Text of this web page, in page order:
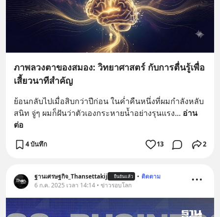
ภาพลวงตาของสมอง: วิทยาศาสตร์ กับการตื่นรู้เพื่อ
เสี้ยวนาทีสำคัญ
ย้อนกลับไปเมื่อสิบกว่าปีก่อน ในค่ำคืนหนึ่งที่ผมกำลังหลับ
สนิท จู่ๆ ผมก็ฝันว่าตัวเองกระหายน้ำอย่างรุนแรง... อ่าน
ต่อ
4 บันทึก 13 2
ฐานเศรษฐกิจ_Thansettakij ยืนยันแล้ว • ติดตาม
6 ก.ค. 2025 เวลา 14:14 • ข่าวรอบโลก